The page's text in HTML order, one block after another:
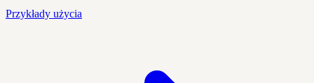
Przykłady użycia